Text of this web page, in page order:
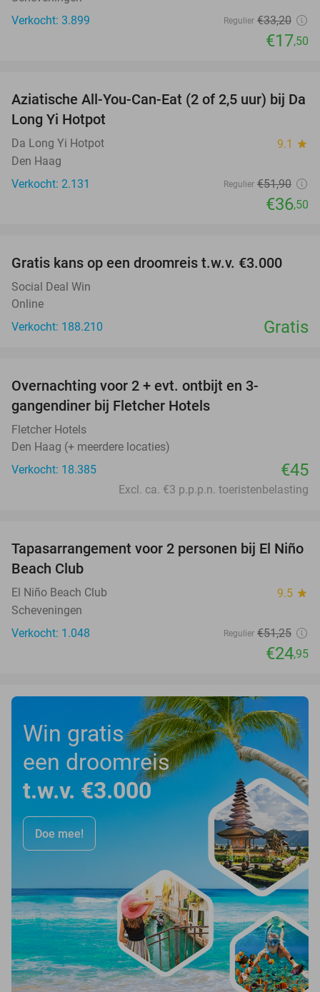
Verkocht: 3.899
Regulier €33,20
€17,50
30%
Aziatische All-You-Can-Eat (2 of 2,5 uur) bij Da
Long Yi Hotpot
Da Long Yi Hotpot 9.1 star
Den Haag
Verkocht: 2.131
Regulier €51,90
€36,50
Gratis kans op een droomreis t.w.v. €3.000
Social Deal Win
Online
Verkocht: 188.210
Gratis
Overnachting voor 2 + evt. ontbijt en 3-
gangendiner bij Fletcher Hotels
Fletcher Hotels
Den Haag (+ meerdere locaties)
Verkocht: 18.385
€45
Excl. ca. €3 p.p.p.n. toeristenbelasting
51%
Tapasarrangement voor 2 personen bij El Niño
Beach Club
El Niño Beach Club 9.5 star
Scheveningen
Verkocht: 1.048
Regulier €51,25
€24,95
Win gratis
een droomreis
t.w.v. €3.000
Doe mee!